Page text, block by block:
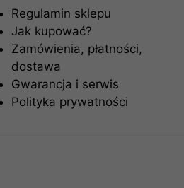
Regulamin sklepu
Jak kupować?
Zamówienia, płatności,
dostawa
Gwarancja i serwis
Polityka prywatności